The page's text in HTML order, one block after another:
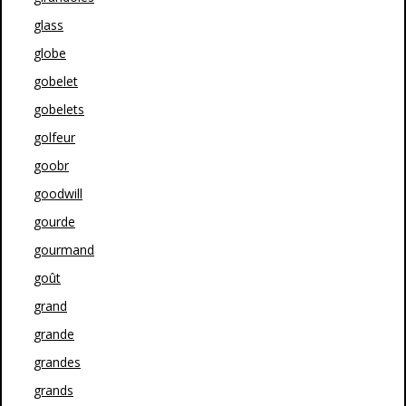
glass
globe
gobelet
gobelets
golfeur
goobr
goodwill
gourde
gourmand
goût
grand
grande
grandes
grands